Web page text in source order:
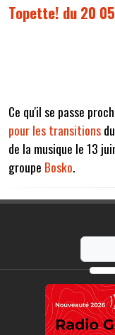
Topette! du 20
Ce qu'il se passe
pour les transitions
de la musique le 13
groupe Bosko.